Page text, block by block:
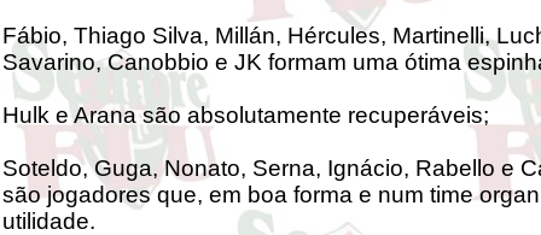
Fábio, Thiago Silva, Millán, Hércules, Martinelli,
Savarino, Canobbio e JK formam uma ótima
Hulk e Arana são absolutamente recuperáveis;
Soteldo, Guga, Nonato, Serna, Ignácio, Rabello e
são jogadores que, em boa forma e num time
utilidade.